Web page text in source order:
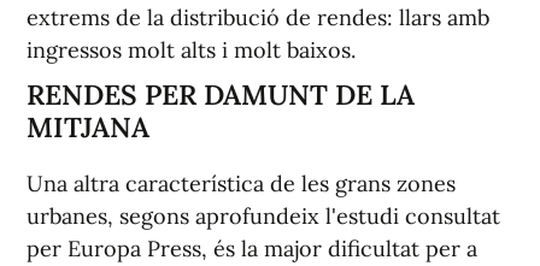
extrems de la distribució de rendes: llars amb
ingressos molt alts i molt baixos.
RENDES PER DAMUNT DE LA
MITJANA
Una altra característica de les grans zones
urbanes, segons aprofundeix l'estudi consultat
per Europa Press, és la major dificultat per a